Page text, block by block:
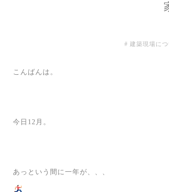
建築現場につ
こんばんは。
今日12月。
あっという間に一年が、、、